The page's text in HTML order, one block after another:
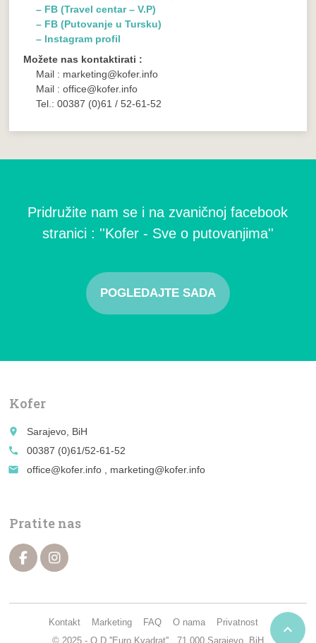
– FB (Travel centar – V.P)
– FB (Putovanje u Tursku)
– Instagram profil
Možete nas kontaktirati :
Mail : marketing@kofer.info
Mail : office@kofer.info
Tel.: 00387 (0)61 / 52-61-52
Pridružite nam se i na zvaničnoj facebook
stranici : ''Kofer - Sve o putovanjima''
POGLEDAJTE SADA
Kofer
place
Sarajevo, BiH
call
00387 (0)61/52-61-52
email
office@kofer.info , marketing@kofer.info
Pratite nas
© 2025 - O.D ''Euro Kvadrat'' , 71.000 Sarajevo, BiH
Kontakt Marketing FAQ O nama Privatnost 